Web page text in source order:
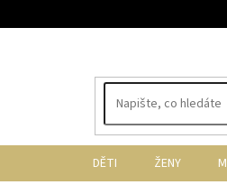
na
DĚTI ŽENY